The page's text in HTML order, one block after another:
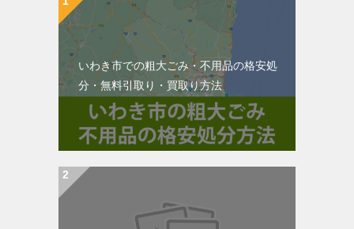
いわき市での粗大ごみ・不用品の格安処
分・無料引取り・買取り方法